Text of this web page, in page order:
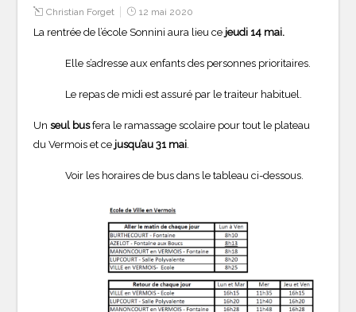
Christian Forget 12 mai 2020
La rentrée de l’école Sonnini aura lieu ce jeudi 14 mai.
Elle s’adresse aux enfants des personnes prioritaires.
Le repas de midi est assuré par le traiteur habituel.
Unseul busfera le ramassage scolaire pour tout le plateau
du Vermois et ce jusqu’au 31 mai
Voir les horaires de bus dans le tableau ci-dessous.